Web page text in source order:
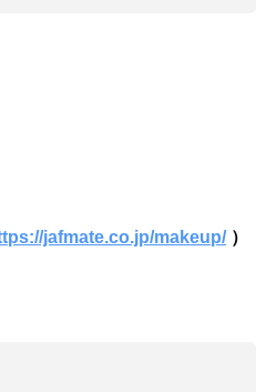
jafmate.co.jp/makeup/）